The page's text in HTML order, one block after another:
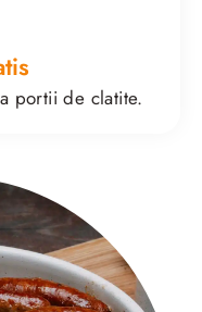
portii de clatite.